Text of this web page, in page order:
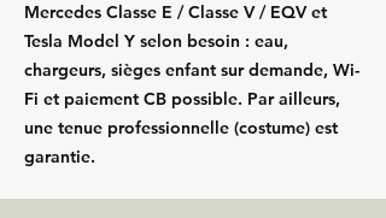
Mercedes Classe E / Classe V / EQV et
Tesla Model Y selon besoin : eau,
chargeurs, sièges enfant sur demande, Wi-
Fi et paiement CB possible. Par ailleurs,
une tenue professionnelle (costume) est
garantie.